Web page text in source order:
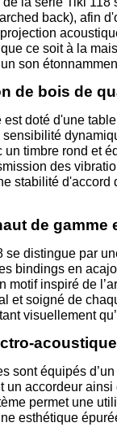
back), afin
ce soit à la
son
de bois de
doté d'une
un timbre rond et
des
stabilité d'accord
de gamme
se distingue par
bindings en
motif inspiré de
et soigné de
visuellement
sont équipés
un accordeur
permet une
esthétique